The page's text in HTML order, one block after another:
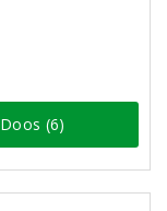
Doos (6)